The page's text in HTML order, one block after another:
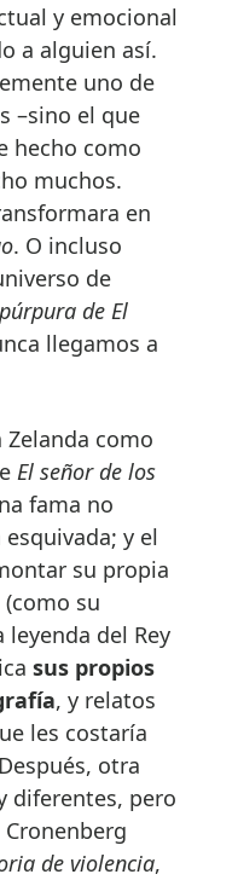
y emocional
a alguien así.
uno de
–sino el que
hecho como
muchos.
en
. O incluso
de
de El
llegamos a
Zelanda como
El señor de los
fama no
y el
su propia
su
del Rey
sus propios
, y relatos
les costaría
otra
diferentes, pero
de violencia,